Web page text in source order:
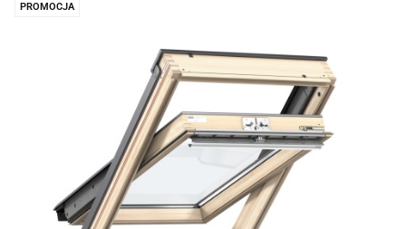
PROMOCJA